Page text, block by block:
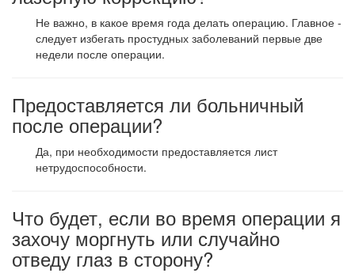
Не важно, в какое время года делать операцию. Главное -
следует избегать простудных заболеваний первые две
недели после операции.
Предоставляется ли больничный
после операции?
Да, при необходимости предоставляется лист
нетрудоспособности.
Что будет, если во время операции я
захочу моргнуть или случайно
отведу глаз в сторону?